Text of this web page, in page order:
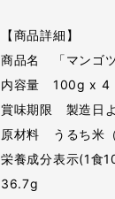
【商品詳細】
商品名 「マンゴツ
内容量 100g x 4
賞味期限 製造日
原材料 うるち米
栄養成分表示(1食
36.7g